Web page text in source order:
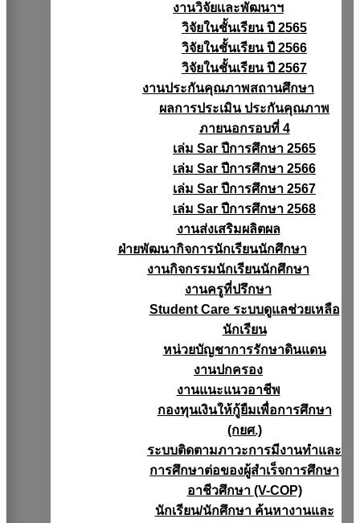
งานวิจัยเเละพัฒนาฯ
วิจัยในชั้นเรียน ปี 2565
วิจัยในชั้นเรียน ปี 2566
วิจัยในชั้นเรียน ปี 2567
งานประกันคุณภาพสถานศึกษา
ผลการประเมิน ประกันคุณภาพ
ภายนอกรอบที่ 4
เล่ม Sar ปีการศึกษา 2565
เล่ม Sar ปีการศึกษา 2566
เล่ม Sar ปีการศึกษา 2567
เล่ม Sar ปีการศึกษา 2568
งานส่งเสริมผลิตผล
ฝ่ายพัฒนากิจการนักเรียนนักศึกษา
งานกิจกรรมนักเรียนนักศึกษา
งานครูที่ปรึกษา
Student Care ระบบดูแลช่วยเหลือ
นักเรียน
หน่วยบัญชาการรักษาดินแดน
งานปกครอง
งานแนะแนวอาชีพ
กองทุนเงินให้กู้ยืมเพื่อการศึกษา
(กยศ.)
ระบบติดตามภาวะการมีงานทำและ
การศึกษาต่อของผู้สำเร็จการศึกษา
อาชีวศึกษา (V-COP)
นักเรียน/นักศึกษา ค้นหางานและ